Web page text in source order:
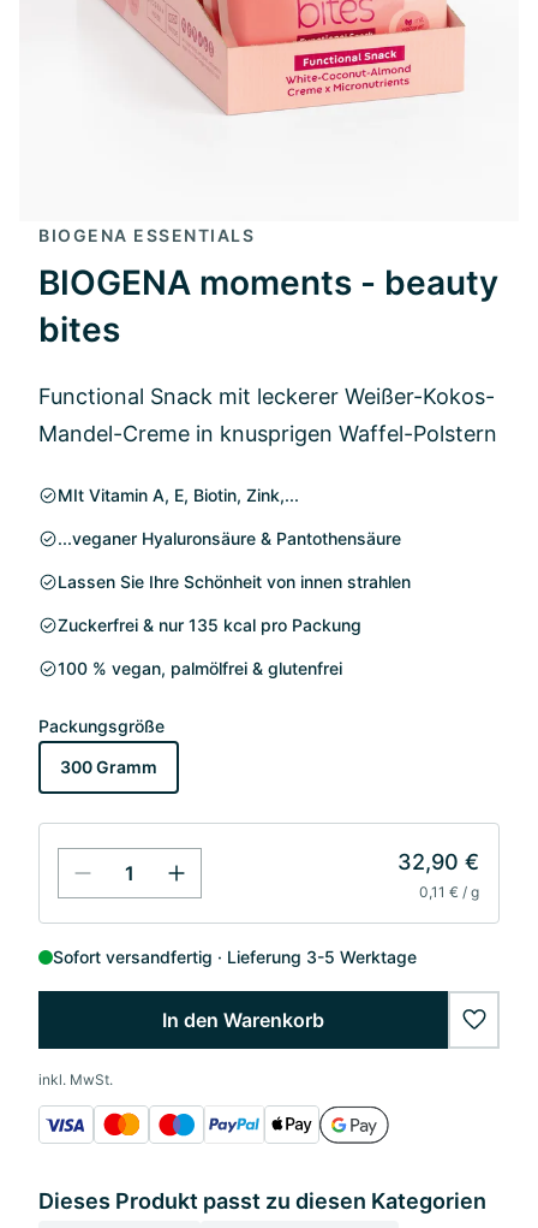
BIOGENA ESSENTIALS
BIOGENA moments - beauty
bites
Functional Snack mit leckerer Weißer-Kokos-
Mandel-Creme in knusprigen Waffel-Polstern
MIt Vitamin A, E, Biotin, Zink,...
...veganer Hyaluronsäure & Pantothensäure
Lassen Sie Ihre Schönheit von innen strahlen
Zuckerfrei & nur 135 kcal pro Packung
100 % vegan, palmölfrei & glutenfrei
Packungsgröße
300 Gramm
32,90 €
0,11 € / g
Sofort versandfertig Lieferung 3-5 Werktage
In den Warenkorb
inkl. MwSt.
Dieses Produkt passt zu diesen Kategorien